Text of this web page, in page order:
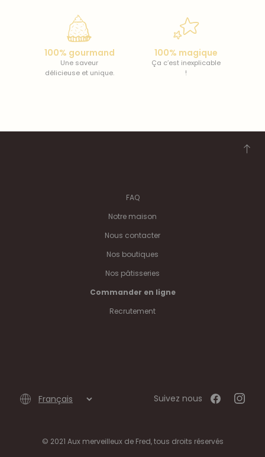
100% gourmand
Une saveur
délicieuse et unique.
100% magique
Ça c’est inexplicable
!
FAQ
Notre maison
Nous contacter
Nos boutiques
Nos pâtisseries
Commander en ligne
Recrutement
Suivez nous
© 2021 Aux merveilleux de Fred, tous droits réservés